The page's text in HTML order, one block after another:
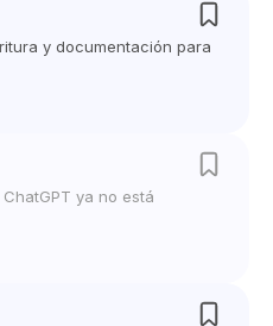
y documentación para
ya no está